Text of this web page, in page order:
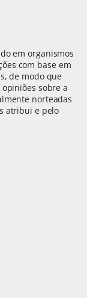
em organismos
com base em
de modo que
sobre a
norteadas
atribui e pelo